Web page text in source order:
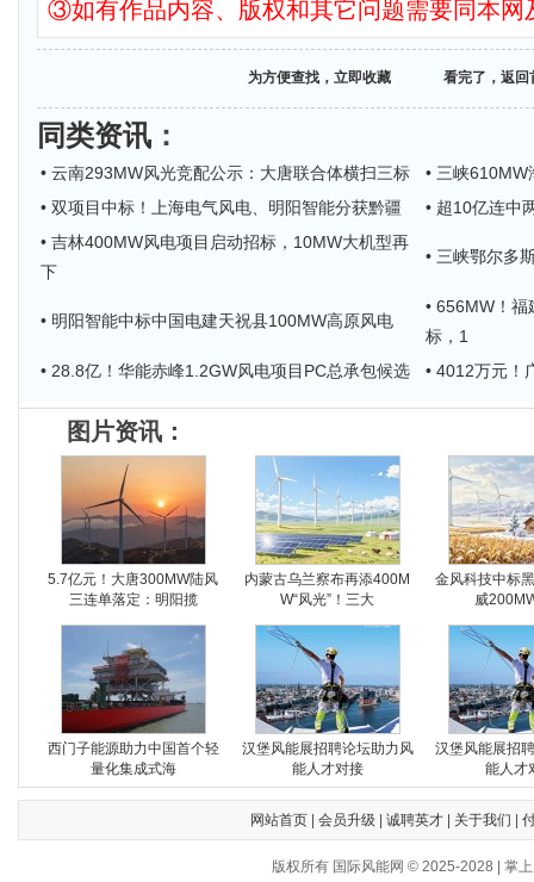
③如有作品内容、版权和其它问题需要同本网
为方便查找，立即收藏 看完了，返回
同类资讯 ：
• 云南293MW风光竞配公示：大唐联合体横扫三标
• 三峡
• 双项目中标！上海电气风电、明阳智能分获黔疆
• 超10亿连中
• 吉林400MW风电项目启动招标，10MW大机型再
下
• 三峡鄂尔多
• 明阳智能中标中国电建天祝县100MW高原风电
• 656MW！
标，1
• 28.8亿！华能赤峰1.2GW风电项目PC总承包候选
• 4012万元！
图片资讯：
5.7亿元！大唐300MW陆风
三连单落定：明阳揽
内蒙古乌兰察布再添400M
W“风光”！三大
金风科技中标
威
西门子能源助力中国首个轻
量化集成式海
汉堡风能展招聘论坛助力风
能人才对接
汉堡风能展招
能人才
网站首页| 会员升级 诚聘英才| 关于我们
版权所有 国际风能网 © 2025-2028 | 掌